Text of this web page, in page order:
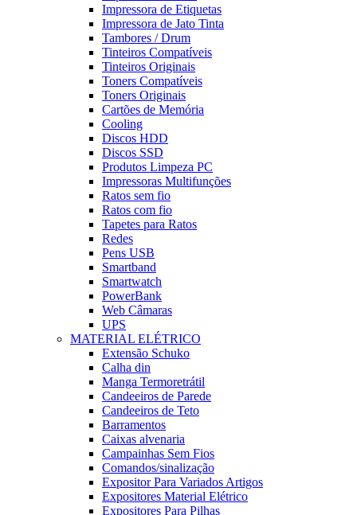
Impressora de Etiquetas
Impressora de Jato Tinta
Tambores / Drum
Tinteiros Compatíveis
Tinteiros Originais
Toners Compatíveis
Toners Originais
Cartões de Memória
Cooling
Discos HDD
Discos SSD
Produtos Limpeza PC
Impressoras Multifunções
Ratos sem fio
Ratos com fio
Tapetes para Ratos
Redes
Pens USB
Smartband
Smartwatch
PowerBank
Web Câmaras
UPS
MATERIAL ELÉTRICO
Extensão Schuko
Calha din
Manga Termoretrátil
Candeeiros de Parede
Candeeiros de Teto
Barramentos
Caixas alvenaria
Campainhas Sem Fios
Comandos/sinalização
Expositor Para Variados Artigos
Expositores Material Elétrico
Expositores Para Pilhas